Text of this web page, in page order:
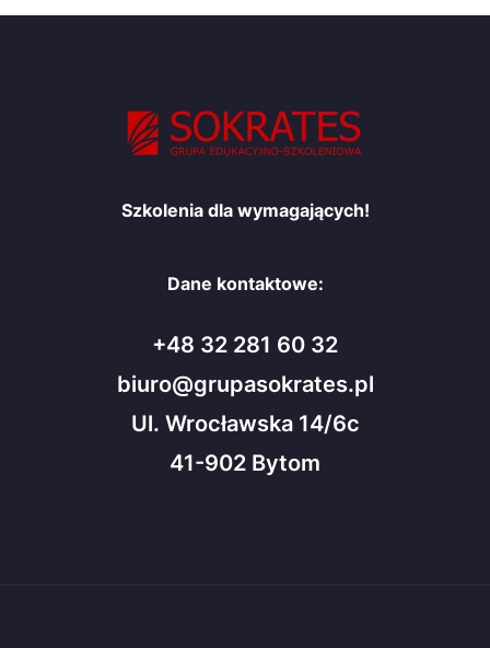
Szkolenia dla wymagających!
Dane kontaktowe:
+48 32 281 60 32
biuro@grupasokrates.pl
Ul. Wrocławska 14/6c
41-902 Bytom